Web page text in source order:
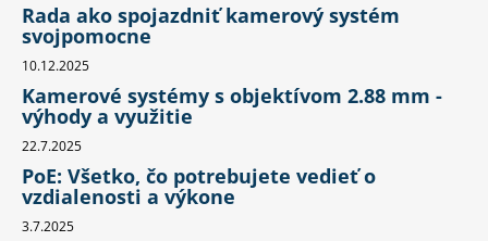
Rada ako spojazdniť kamerový systém
svojpomocne
10.12.2025
Kamerové systémy s objektívom 2.88 mm -
výhody a využitie
22.7.2025
PoE: Všetko, čo potrebujete vedieť o
vzdialenosti a výkone
3.7.2025